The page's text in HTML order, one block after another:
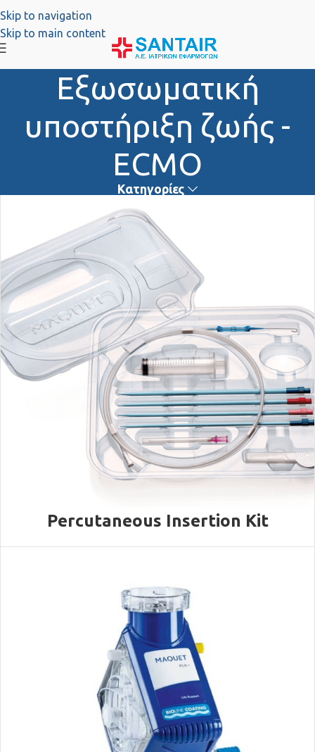
Skip to navigation
Skip to main content
Εξωσωματική
υποστήριξη ζωής -
ΕCMO
Κατηγορίες
Percutaneous Insertion Kit